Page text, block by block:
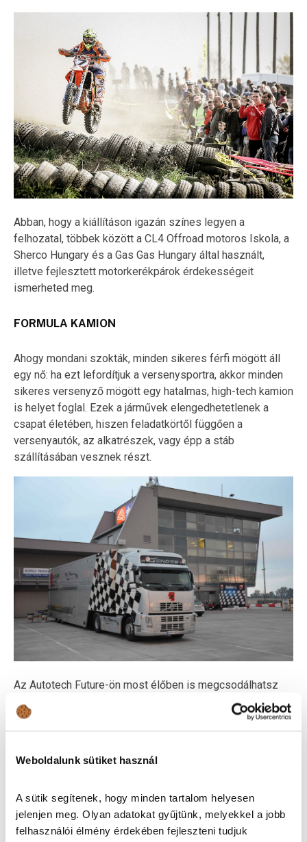
Weboldalunk sütiket használ
A sütik segítenek, hogy minden tartalom helyesen
jelenjen meg. Olyan adatokat gyűjtünk, melyekkel a jobb
felhasználói élmény érdekében fejleszteni tudjuk
Abban, hogy a kiállításon igazán színes legyen a
felhozatal, többek között a CL4 Offroad motoros Iskola, a
Sherco Hungary és a Gas Gas Hungary által használt,
illetve fejlesztett motorkerékpárok érdekességeit
ismerheted meg.
FORMULA KAMION
Ahogy mondani szokták, minden sikeres férfi mögött áll
egy nő: ha ezt lefordítjuk a versenysportra, akkor minden
sikeres versenyző mögött egy hatalmas, high-tech kamion
is helyet foglal. Ezek a járművek elengedhetetlenek a
csapat életében, hiszen feladatkörtől függően a
versenyautók, az alkatrészek, vagy épp a stáb
szállításában vesznek részt.
Az Autotech Future-ön most élőben is megcsodálhatsz
egy ilyen járművet, hiszen a Gender Racing Team a csapat
versenyautói mellett magát a kamiont is behozza a
Ha már éltél az 1980-as években, szerencsés esetben
csak láttad, kevésbé rózsás helyzetben utaztál is a Nysa
mentőautók egyikével. De ha nem éltél még akkor, a